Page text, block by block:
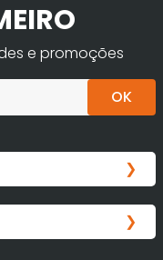
e promoções
OK